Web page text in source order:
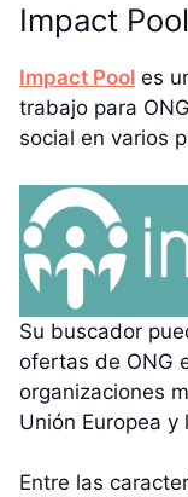
Impact Pool
Impact Pool es
trabajo para
social en varios
Su buscador
ofertas de ONG
organizaciones
Unión Europea y
Entre las